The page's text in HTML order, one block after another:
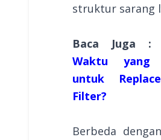
struktur sarang
Baca Juga :
Waktu yang
untuk
Filter?
Berbeda